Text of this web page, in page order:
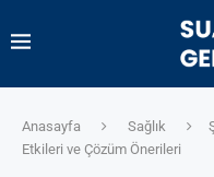
Anasayfa Sağlık
Etkileri ve Çözüm Önerileri